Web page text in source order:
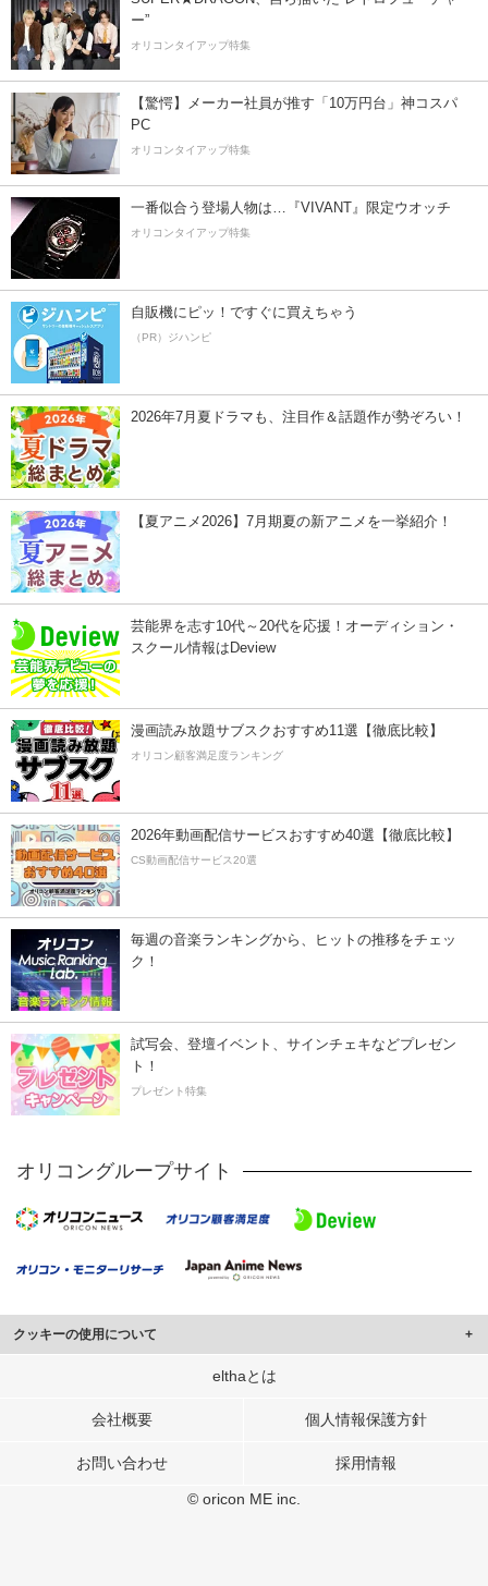
ー”
オリコンタイアップ特集
【驚愕】メーカー社員が推す「10万円台」神コスパ
PC
オリコンタイアップ特集
一番似合う登場人物は…『VIVANT』限定ウオッチ
オリコンタイアップ特集
自販機にピッ！ですぐに買えちゃう
（PR）ジハンピ
2026年7月夏ドラマも、注目作＆話題作が勢ぞろい！
【夏アニメ2026】7月期夏の新アニメを一挙紹介！
芸能界を志す10代～20代を応援！オーディション・
スクール情報はDeview
漫画読み放題サブスクおすすめ11選【徹底比較】
オリコン顧客満足度ランキング
2026年動画配信サービスおすすめ40選【徹底比較】
CS動画配信サービス20選
毎週の音楽ランキングから、ヒットの推移をチェッ
ク！
試写会、登壇イベント、サインチェキなどプレゼン
ト！
プレゼント特集
オリコングループサイト
クッキーの使用について
このサイトでは Cookie を使用して、ユーザーに合わせたコンテンツや広告の
行っています。
メディアや広告配信、データ解析の各パートナーに提供しています。
elthaとは
会社概要 個人情報保護方針
お問い合わせ 採用情報
© oricon ME inc.